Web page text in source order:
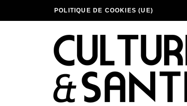
POLITIQUE DE COOKIES (UE)